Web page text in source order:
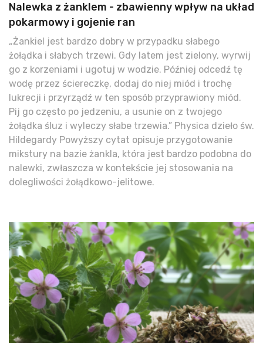
Nalewka z żanklem - zbawienny wpływ na układ
pokarmowy i gojenie ran
„Żankiel jest bardzo dobry w przypadku słabego
żołądka i słabych trzewi. Gdy latem jest zielony, wyrwij
go z korzeniami i ugotuj w wodzie. Później odcedź tę
wodę przez ściereczkę, dodaj do niej miód i trochę
lukrecji i przyrządź w ten sposób przyprawiony miód.
Pij go często po jedzeniu, a usunie on z twojego
żołądka śluz i wyleczy słabe trzewia.” Physica dzieło św.
Hildegardy Powyższy cytat opisuje przygotowanie
mikstury na bazie żankla, która jest bardzo podobna do
nalewki, zwłaszcza w kontekście jej stosowania na
dolegliwości żołądkowo-jelitowe.